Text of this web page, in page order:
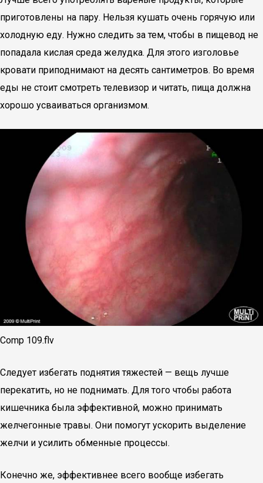
приготовлены на пару. Нельзя кушать очень горячую или
холодную еду. Нужно следить за тем, чтобы в пищевод не
попадала кислая среда желудка. Для этого изголовье
кровати приподнимают на десять сантиметров. Во время
еды не стоит смотреть телевизор и читать, пища должна
хорошо усваиваться организмом.
Comp 109.flv
Следует избегать поднятия тяжестей — вещь лучше
перекатить, но не поднимать. Для того чтобы работа
кишечника была эффективной, можно принимать
желчегонные травы. Они помогут ускорить выделение
желчи и усилить обменные процессы.
Конечно же, эффективнее всего вообще избегать